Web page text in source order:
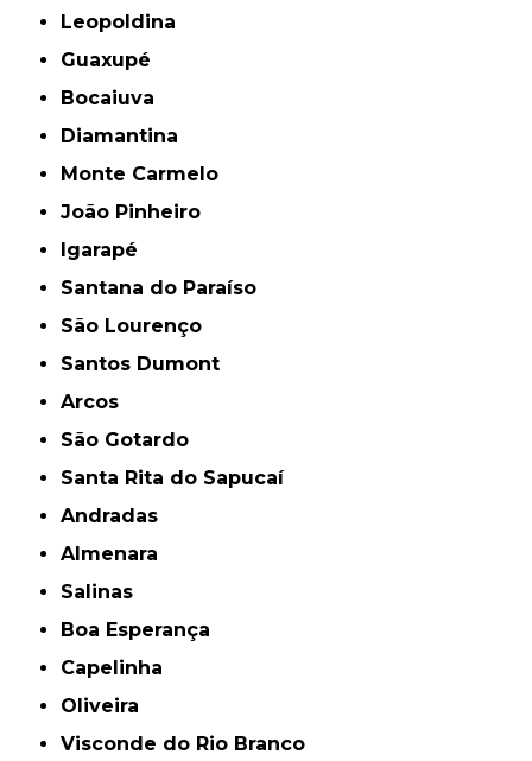
Leopoldina
Guaxupé
Bocaiuva
Diamantina
Monte Carmelo
João Pinheiro
Igarapé
Santana do Paraíso
São Lourenço
Santos Dumont
Arcos
São Gotardo
Santa Rita do Sapucaí
Andradas
Almenara
Salinas
Boa Esperança
Capelinha
Oliveira
Visconde do Rio Branco